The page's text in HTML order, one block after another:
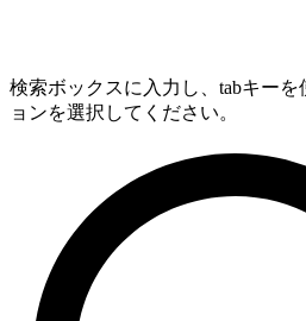
検索ボックスに入力し、tabキー
ョンを選択してください。